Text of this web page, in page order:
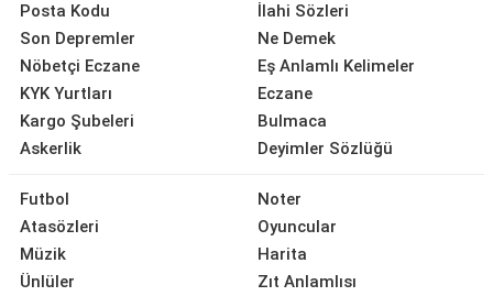
Posta Kodu
Son Depremler
Nöbetçi Eczane
KYK Yurtları
Kargo Şubeleri
Askerlik
İlahi Sözleri
Ne Demek
Eş Anlamlı Kelimeler
Eczane
Bulmaca
Deyimler Sözlüğü
Futbol
Atasözleri
Müzik
Ünlüler
Noter
Oyuncular
Harita
Zıt Anlamlısı